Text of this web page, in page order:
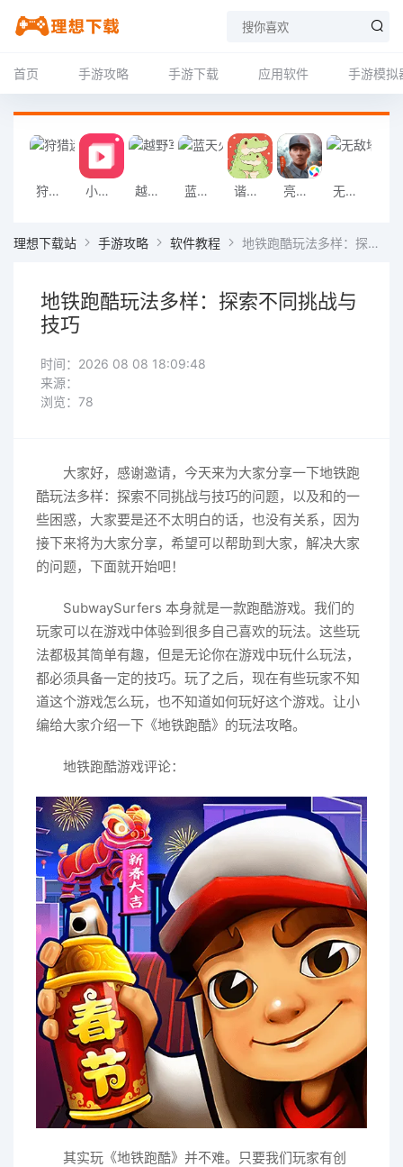
首页 手游攻略 手游下载 应用软件 手游模拟
狩猎迷城恐龙大战游戏 小影记app 越野军事卡车司机游戏 蓝天火龙传奇安卓版 谐音梗游戏 亮剑2026官方版 无敌塔防王游戏
理想下载站 手游攻略 软件教程 地铁跑酷玩法多样：探索不同挑战与技巧
地铁跑酷玩法多样：探索不同挑战与
技巧
时间：2026 08 08 18:09:48
来源：
浏览：78
大家好，感谢邀请，今天来为大家分享一下地铁跑
酷玩法多样：探索不同挑战与技巧的问题，以及和的一
些困惑，大家要是还不太明白的话，也没有关系，因为
接下来将为大家分享，希望可以帮助到大家，解决大家
的问题，下面就开始吧！
SubwaySurfers 本身就是一款跑酷游戏。我们的
玩家可以在游戏中体验到很多自己喜欢的玩法。这些玩
法都极其简单有趣，但是无论你在游戏中玩什么玩法，
都必须具备一定的技巧。玩了之后，现在有些玩家不知
道这个游戏怎么玩，也不知道如何玩好这个游戏。让小
编给大家介绍一下《地铁跑酷》的玩法攻略。
地铁跑酷游戏评论：
其实玩《地铁跑酷》并不难。只要我们玩家有创